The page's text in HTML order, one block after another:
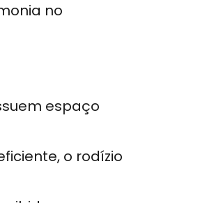
no
espaço
o rodízio